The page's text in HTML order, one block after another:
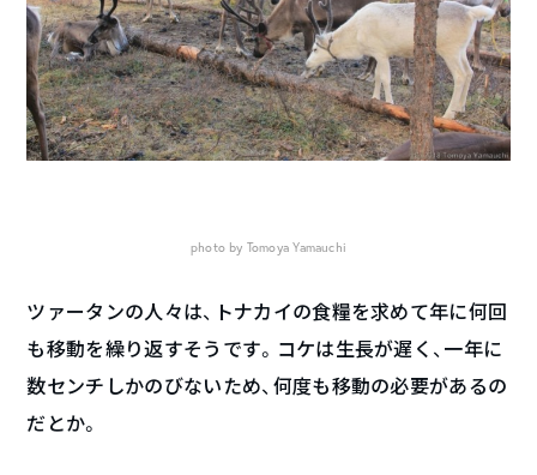
photo by Tomoya Yamauchi
ツァータンの人々は、トナカイの食糧を求めて年に何回
も移動を繰り返すそうです。コケは生長が遅く、一年に
数センチしかのびないため、何度も移動の必要があるの
だとか。